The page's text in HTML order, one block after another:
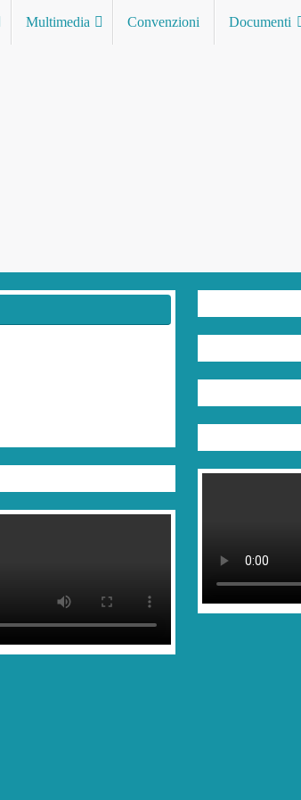
Multimedia Convenzioni Documenti